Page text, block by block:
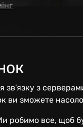
з
ви зможете
робимо все, щоб